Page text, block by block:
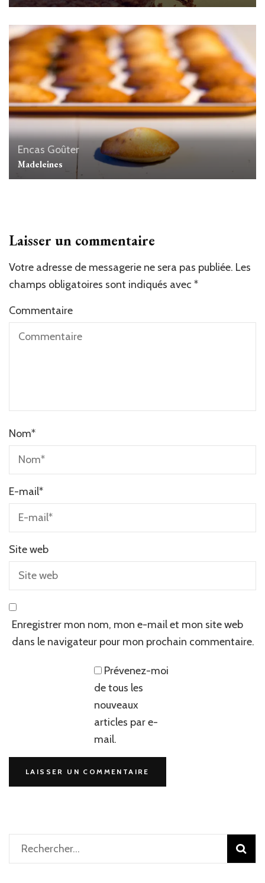
Encas Goûter
Madeleines
Laisser un commentaire
Votre adresse de messagerie ne sera pas publiée. Les
champs obligatoires sont indiqués avec *
Commentaire
Nom*
E-mail*
Site web
Enregistrer mon nom, mon e-mail et mon site web
dans le navigateur pour mon prochain commentaire.
Prévenez-moi
de tous les
nouveaux
articles par e-
mail.
Rechercher :